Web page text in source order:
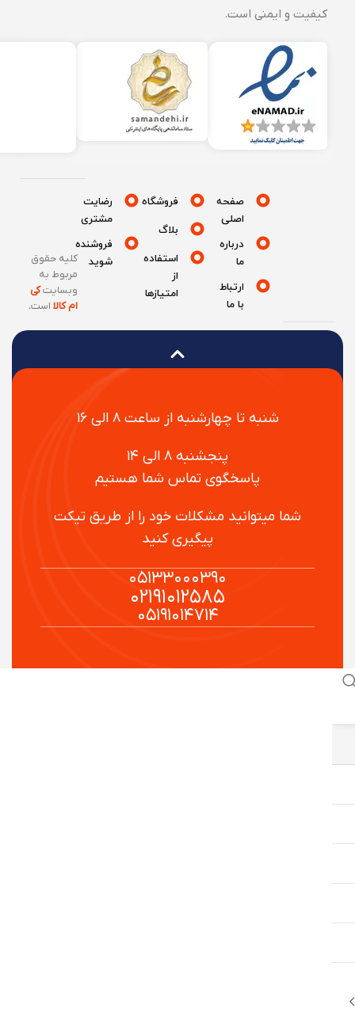
کیفیت و ایمنی است.
شنبه تا چهارشنبه از ساعت ۸ الی ۱۶
پنجشنبه ۸ الی ۱۴
پاسخگوی تماس شما هستیم
شما میتوانید مشکلات خود را از طریق تیکت
پیگیری کنید
۰۵۱۳۳۰۰۰۳۹۰
۰۲۱۹۱۰۱۲۵۸۵
۰۵۱۹۱۰۱۴۷۱۴
صفحه
درباره
ارتباط
فروشگاه
بلاگ
استفاده
امتیازها
رضایت
مشتری
فروشنده
شوید
کلیه حقوق
مربوط به
وبسایتکی
ام کالااست.